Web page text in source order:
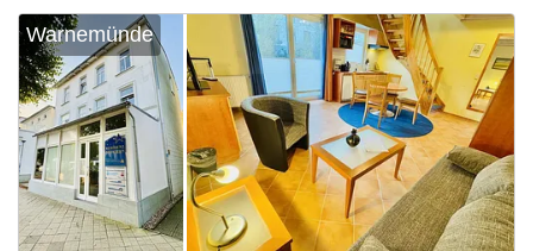
Warnemünde